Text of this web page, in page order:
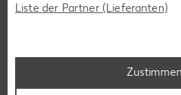
Glutenfreie Rezepte
Vielfalt und Geschmack
mit unseren glutenfreien Rezepten
die nicht nur verträglich, sondern
Liste der Partner (Lieferanten)
Zustimmen